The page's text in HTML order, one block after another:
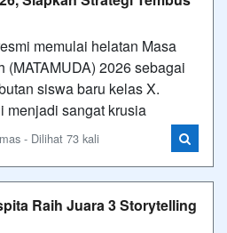
memulai helatan Masa
(MATAMUDA) 2026 sebagai
siswa baru kelas X.
menjadi sangat krusia
- Dilihat 73 kali
Raih Juara 3 Storytelling